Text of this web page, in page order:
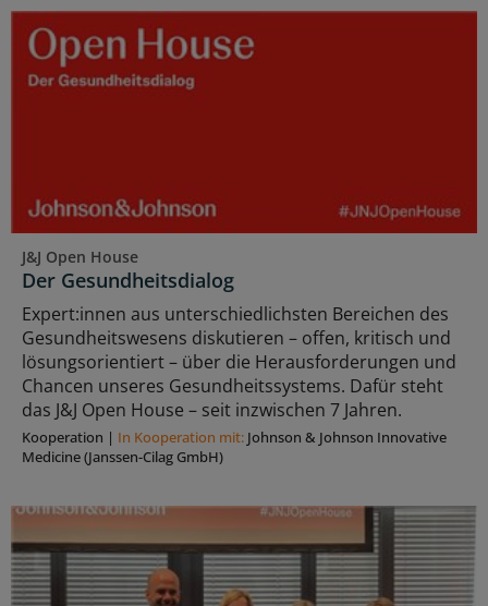
J&J Open House
Der Gesundheitsdialog
Expert:innen aus unterschiedlichsten Bereichen des
Gesundheitswesens diskutieren – offen, kritisch und
lösungsorientiert – über die Herausforderungen und
Chancen unseres Gesundheitssystems. Dafür steht
das J&J Open House – seit inzwischen 7 Jahren.
Kooperation | In Kooperation mit: Johnson & Johnson Innovative
Medicine (Janssen-Cilag GmbH)